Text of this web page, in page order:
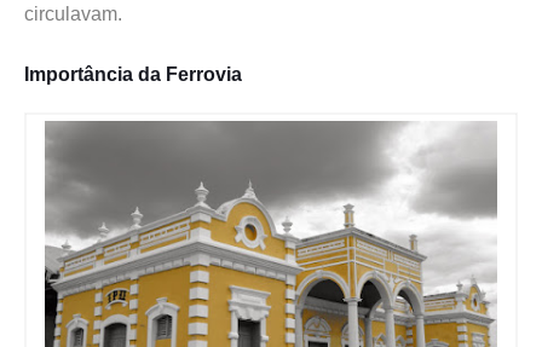
circulavam.
Importância da Ferrovia